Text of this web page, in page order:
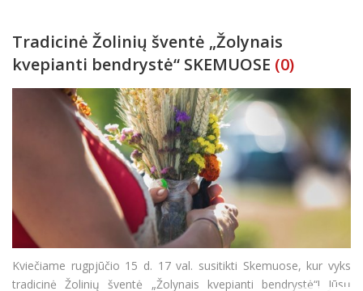
Tradicinė Žolinių šventė „Žolynais
kvepianti bendrystė“ SKEMUOSE (0)
Kviečiame rugpjūčio 15 d. 17 val. susitikti Skemuose, kur vyks
tradicinė Žolinių šventė „Žolynais kvepianti bendrystė“! Jūsų